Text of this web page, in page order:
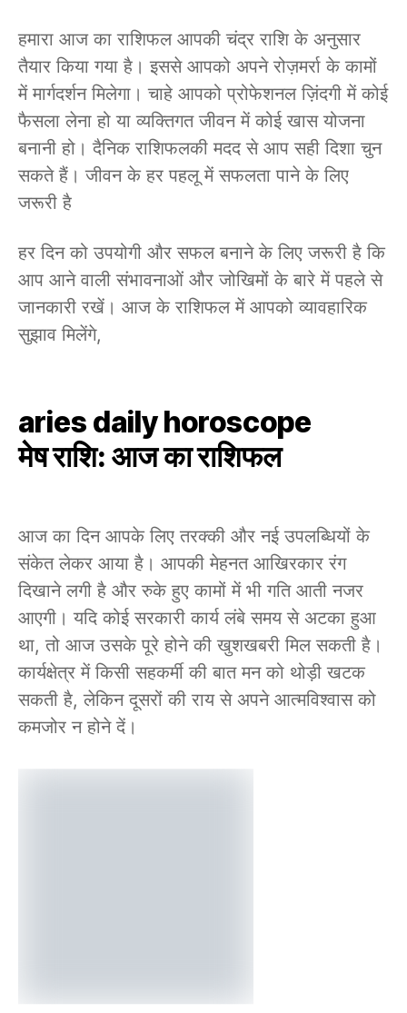
हमारा आज का राशिफल आपकी चंद्र राशि के अनुसार
तैयार किया गया है। इससे आपको अपने रोज़मर्रा के कामों
में मार्गदर्शन मिलेगा। चाहे आपको प्रोफेशनल ज़िंदगी में कोई
फैसला लेना हो या व्यक्तिगत जीवन में कोई खास योजना
बनानी हो। दैनिक राशिफलकी मदद से आप सही दिशा चुन
सकते हैं। जीवन के हर पहलू में सफलता पाने के लिए
जरूरी है
हर दिन को उपयोगी और सफल बनाने के लिए जरूरी है कि
आप आने वाली संभावनाओं और जोखिमों के बारे में पहले से
जानकारी रखें। आज के राशिफल में आपको व्यावहारिक
सुझाव मिलेंगे,
aries daily horoscope
मेष राशि: आज का राशिफल
आज का दिन आपके लिए तरक्की और नई उपलब्धियों के
संकेत लेकर आया है। आपकी मेहनत आखिरकार रंग
दिखाने लगी है और रुके हुए कामों में भी गति आती नजर
आएगी। यदि कोई सरकारी कार्य लंबे समय से अटका हुआ
था, तो आज उसके पूरे होने की खुशखबरी मिल सकती है।
कार्यक्षेत्र में किसी सहकर्मी की बात मन को थोड़ी खटक
सकती है, लेकिन दूसरों की राय से अपने आत्मविश्वास को
कमजोर न होने दें।